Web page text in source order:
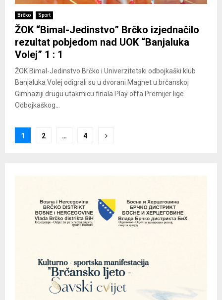
Brčko Sport
ŽOK “Bimal-Jedinstvo” Brčko izjednačilo
rezultat pobjedom nad UOK “Banjaluka
Volej” 1 : 1
ŽOK Bimal-Jedinstvo Brčko i Univerzitetski odbojkaški klub
Banjaluka Volej odigrali su u dvorani Magnet u brčanskoj
Gimnaziji drugu utakmicu finala Play offa Premijer lige
Odbojkaškog...
Posts
1 2 … 4